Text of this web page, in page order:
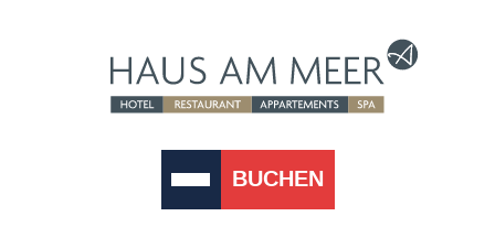
BUCHEN